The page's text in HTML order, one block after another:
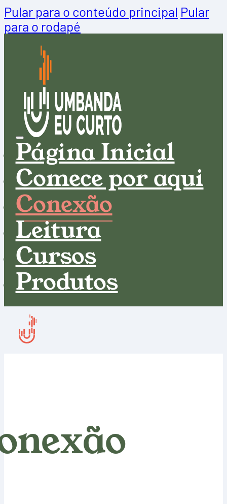
Pular para o conteúdo principal Pular
para o rodapé
Página Inicial
Comece por aqui
Conexão
Leitura
Cursos
Produtos